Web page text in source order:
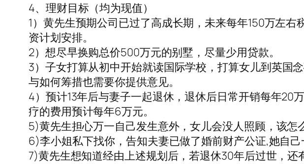
4、理财目标（均为现值）
1）黄先生预期公司已过了高成长期，未来每年150万左
资计划安排。
2）想尽早换购总价500万元的别墅，尽量少用贷款。
3）子女打算从初中开始就读国际学校，打算女儿到英国
与如何筹措也需要你提供意见。
4）预计13年后与妻子一起退休，退休后日常开销每年20
疗的费用预计每年6万元。
5)黄先生担心万一自己发生意外，女儿会没人照顾，该怎
6)李小姐私下找你，告知夫妻已做了婚前财产公证,她自
7)黄先生想知道经由上述规划后，若退休30年后过世，还